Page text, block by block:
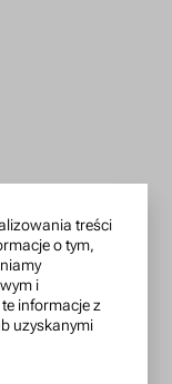
w tytule
treści
o tym,
i
informacje z
uzyskanymi